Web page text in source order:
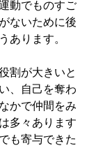
動でものすご
ないために後
あります。
割が大きいと
、自己を奪わ
かで仲間をみ
多々あります
も寄与できた